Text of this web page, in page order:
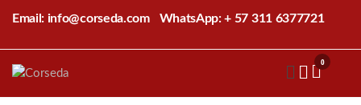
contenido
Email: info@corseda.com WhatsApp: + 57 311 6377721
0